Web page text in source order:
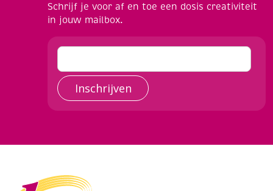
Schrijf je voor af en toe een dosis creativiteit
in jouw mailbox.
Inschrijven